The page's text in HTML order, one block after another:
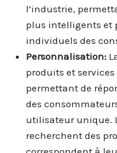
l’industrie,
plus intelligents et
individuels des
Personnalisation:
produits et
permettant de
des
utilisateur unique.
recherchent des